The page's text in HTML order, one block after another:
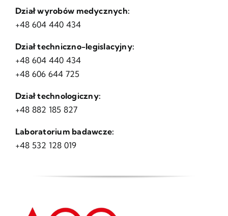
Dział wyrobów medycznych:
+48 604 440 434
Dział techniczno-legislacyjny:
+48 604 440 434
+48 606 644 725
Dział technologiczny:
+48 882 185 827
Laboratorium badawcze:
+48 532 128 019